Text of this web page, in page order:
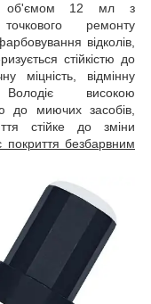
об'ємом 12 мл з
ремонту
відколів,
стійкістю до
міцність, відмінну
високою
до миючих засобів,
стійке до зміни
покриття безбарвним